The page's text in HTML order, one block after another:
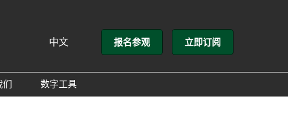
中文
English
报名参观 立即订阅
们
数字工具